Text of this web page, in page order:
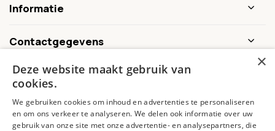
Informatie
Contactgegevens
Schrijf je in voor onze nieuwsbrief
Ontvang inspiratie, nieuwe producten en exclusieve
aanbiedingen.
×
Deze website maakt gebruik van
cookies.
We gebruiken cookies om inhoud en advertenties te personaliseren
en om ons verkeer te analyseren. We delen ook informatie over uw
gebruik van onze site met onze advertentie- en analysepartners, die